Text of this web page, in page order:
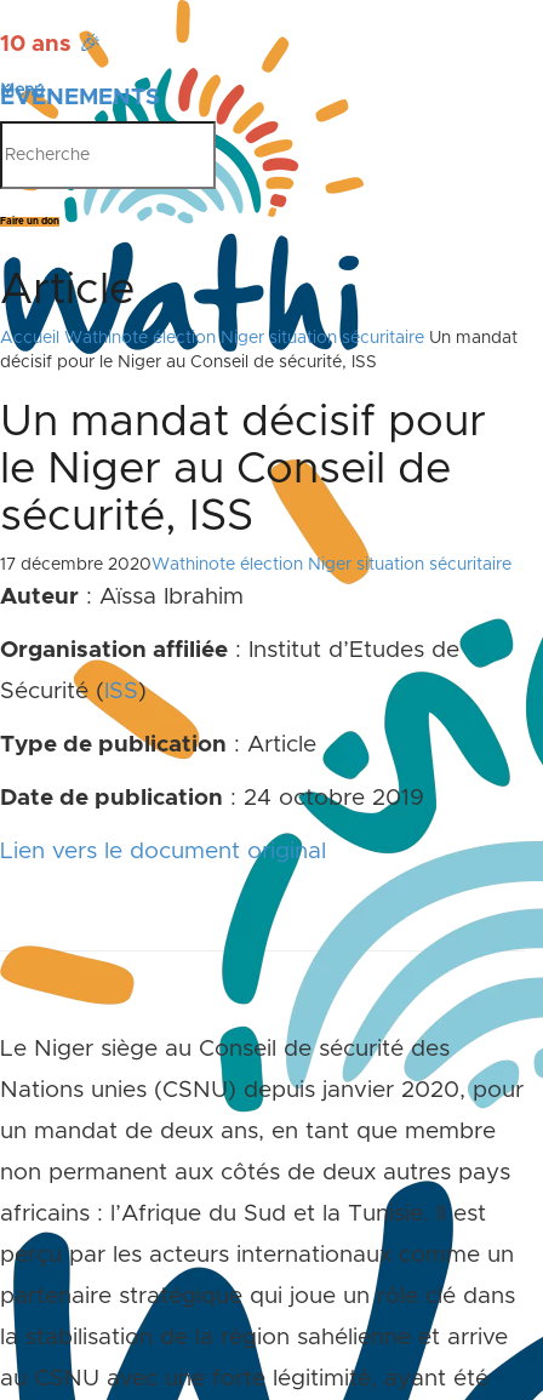
10 ans 🎉
ÉVÉNEMENTS
PUBLICATIONS
Menu
Faire un don
Article
Accueil Wathinote élection Niger situation sécuritaire Un mandat
décisif pour le Niger au Conseil de sécurité, ISS
Un mandat décisif pour
le Niger au Conseil de
sécurité, ISS
17 décembre 2020Wathinote élection Niger situation sécuritaire
Auteur : Aïssa Ibrahim
Organisation affiliée : Institut d’Etudes de
Sécurité ( ISS)
Type de publication : Article
Date de publication : 24 octobre 2019
Lien vers le document original
Le Niger siège au Conseil de sécurité des
Nations unies (CSNU) depuis janvier 2020, pour
un mandat de deux ans, en tant que membre
non permanent aux côtés de deux autres pays
africains : l’Afrique du Sud et la Tunisie. Il est
perçu par les acteurs internationaux comme un
partenaire stratégique qui joue un rôle clé dans
la stabilisation de la région sahélienne et arrive
au CSNU avec une forte légitimité, ayant été